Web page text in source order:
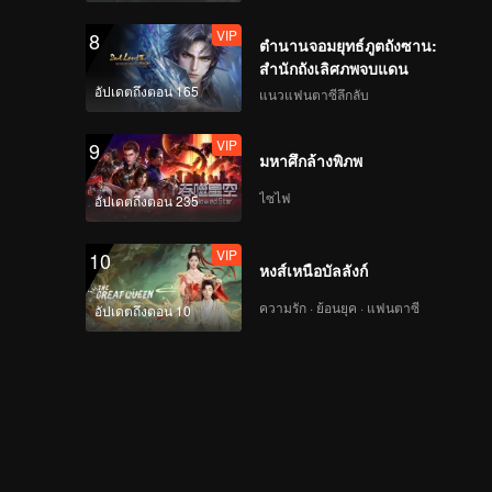
8
อัปเดตถึงตอน 165
VIP
ตำนานจอมยุทธ์ภูตถังซาน:
สำนักถังเลิศภพจบแดน
แนวแฟนตาซีลึกลับ
9
อัปเดตถึงตอน 235
VIP
มหาศึกล้างพิภพ
ไซไฟ
10
อัปเดตถึงตอน 10
VIP
หงส์เหนือบัลลังก์
ความรัก · ย้อนยุค · แฟนตาซี